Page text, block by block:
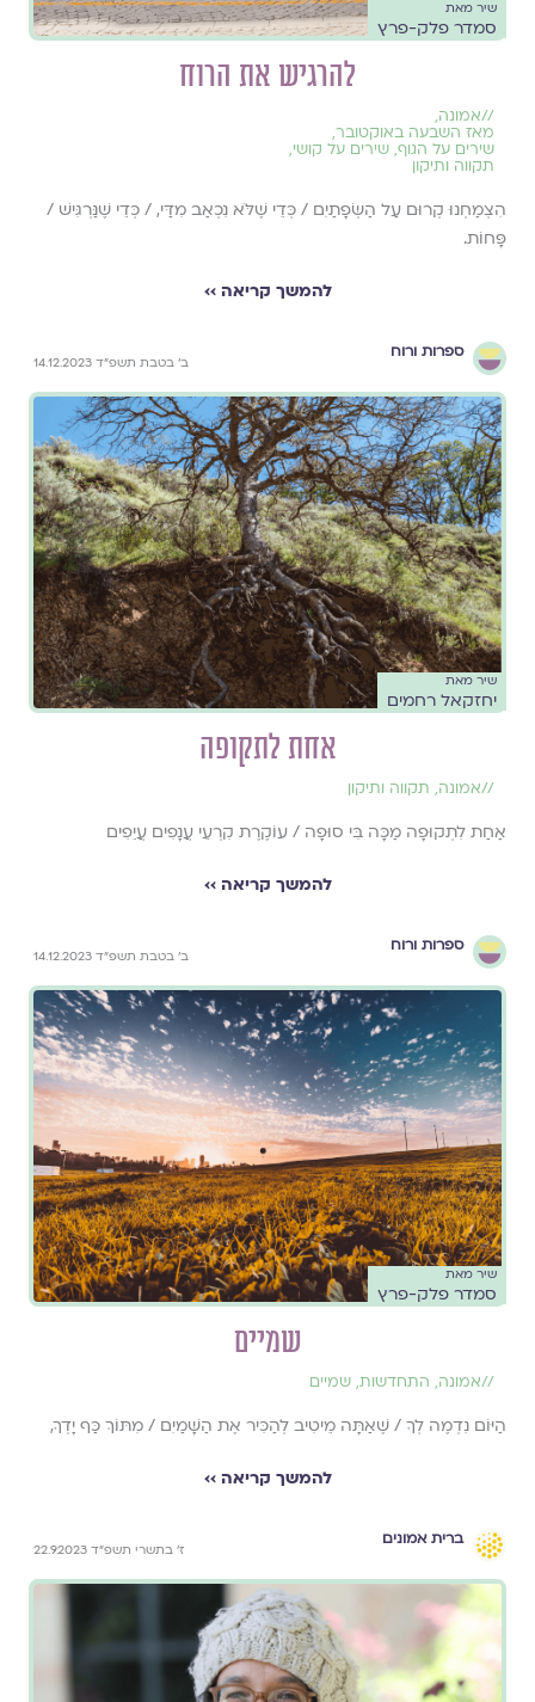
שיר מאת
סמדר פלק-פרץ
להרגיש את הרוח
//אמונה,
מאז השבעה באוקטובר,
שירים על הגוף, שירים על קושי,
תקווה ותיקון
הִצְמַחְנוּ קְרוּם עַל הַשְּׂפָתַיִם / כְּדֵי שֶׁלֹּא נִכְאַב מִדַּי, / כְּדֵי שֶׁנַּרְגִּישׁ /
פָּחוֹת.
להמשך קריאה ››
ספרות ורוח
ב׳ בטבת תשפ״ד 14.12.2023
שיר מאת
יחזקאל רחמים
אחת לתקופה
//אמונה, תקווה ותיקון
אַחַת לִתְקוּפָה מַכָּה בִּי סוּפָה / עוֹקֶרֶת קִרְעֵי עֲנָפִים עֲיֵפִים
להמשך קריאה ››
ספרות ורוח
ב׳ בטבת תשפ״ד 14.12.2023
שיר מאת
סמדר פלק-פרץ
שמיים
//אמונה, התחדשות, שמיים
הַיּוֹם נִדְמֶה לְךָ / שֶׁאַתָּה מֵיטִיב לְהַכִּיר אֶת הַשָּׁמַיִם / מִתּוֹךְ כַּף יָדְךָ,
להמשך קריאה ››
ברית אמונים
ז׳ בתשרי תשפ״ד 22.9.2023